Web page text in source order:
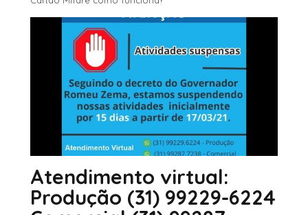
Atendimento virtual:
Produção (31) 99229-6224